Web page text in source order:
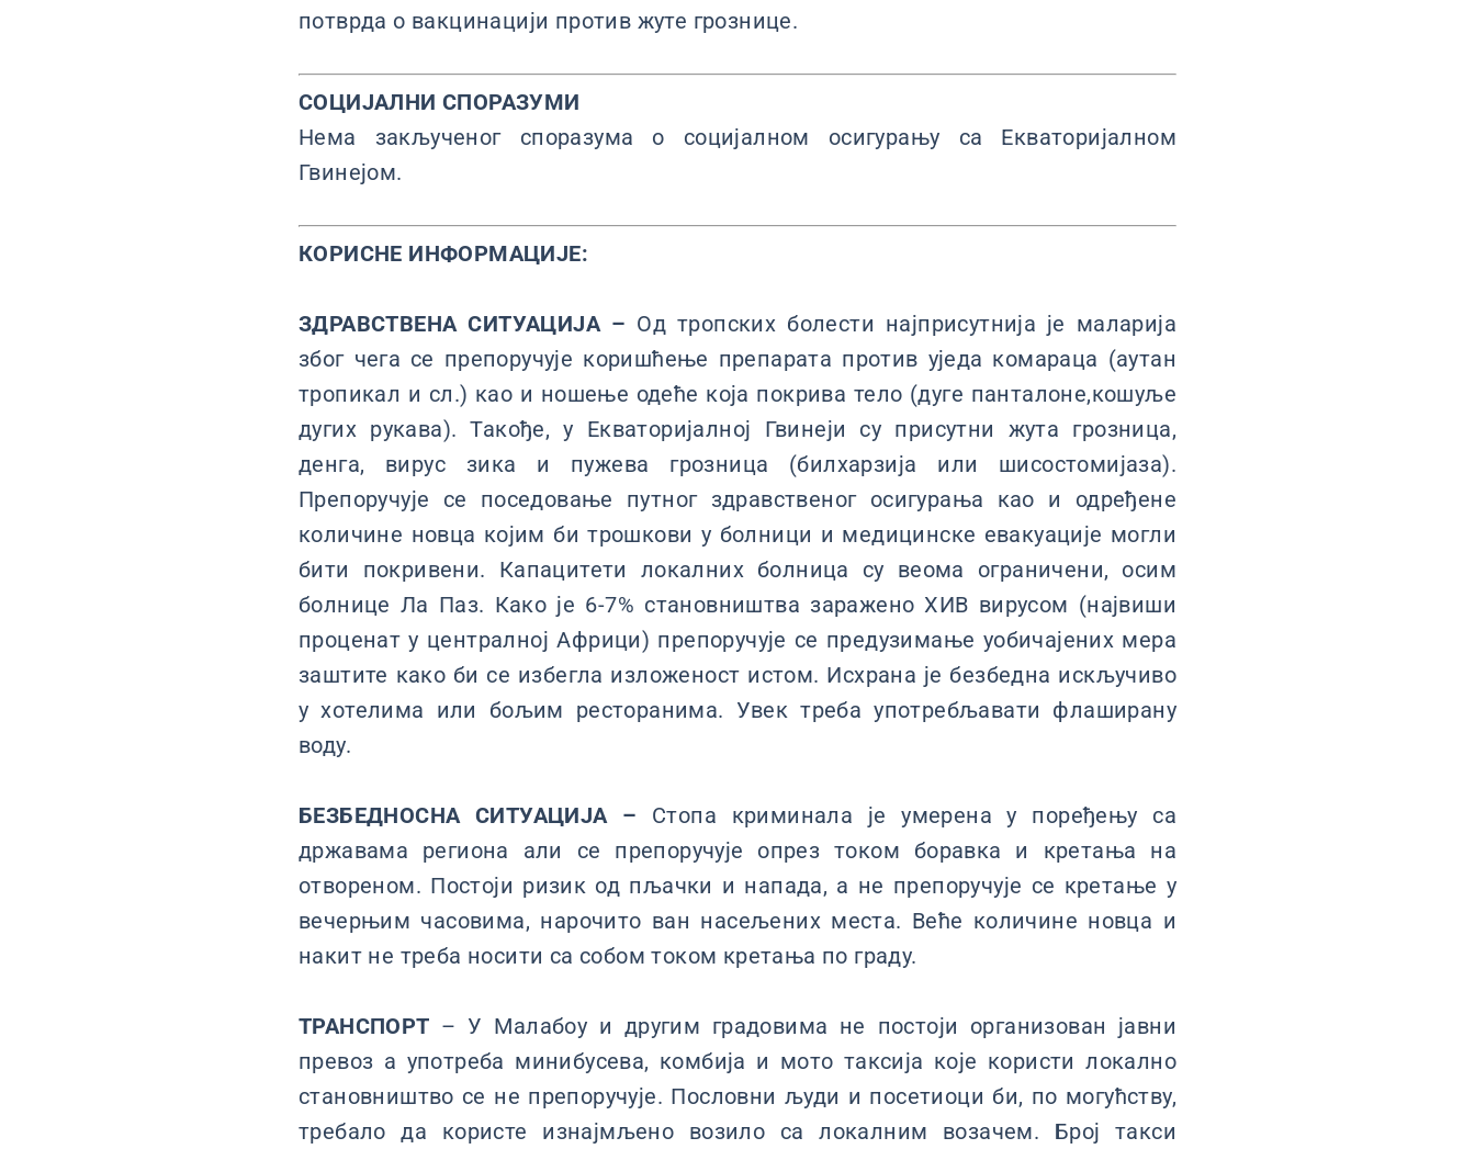
потврда о вакцинацији против жуте грознице.
СОЦИЈАЛНИ СПОРАЗУМИ
Нема закљученог споразума о социјалном осигурању са Екваторијалном
Гвинејом.
КОРИСНЕ ИНФОРМАЦИЈЕ:
ЗДРАВСТВЕНА СИТУАЦИЈА – Од тропских болести најприсутнија је маларија
због чега се препоручује коришћење препарата против уједа комараца (аутан
тропикал и сл.) као и ношење одеће која покрива тело (дуге панталоне,кошуље
дугих рукава). Такође, у Екваторијалној Гвинеји су присутни жута грозница,
денга, вирус зика и пужева грозница (билхарзија или шисостомијаза).
Препоручује се поседовање путног здравственог осигурања као и одређене
количине новца којим би трошкови у болници и медицинске евакуације могли
бити покривени. Капацитети локалних болница су веома ограничени, осим
болнице Ла Паз. Како је 6-7% становништва заражено ХИВ вирусом (највиши
проценат у централној Африци) препоручује се предузимање уобичајених мера
заштите како би се избегла изложеност истом. Исхрана је безбедна искључиво
у хотелима или бољим ресторанима. Увек треба употребљавати флаширану
воду.
БЕЗБЕДНОСНА СИТУАЦИЈА – Стопа криминала је умерена у поређењу са
државама региона али се препоручује опрез током боравка и кретања на
отвореном. Постоји ризик од пљачки и напада, а не препоручује се кретање у
вечерњим часовима, нарочито ван насељених места. Веће количине новца и
накит не треба носити са собом током кретања по граду.
ТРАНСПОРТ – У Малабоу и другим градовима не постоји организован јавни
превоз а употреба минибусева, комбија и мото таксија које користи локално
становништво се не препоручује. Пословни људи и посетиоци би, по могућству,
требало да користе изнајмљено возило са локалним возачем. Број такси